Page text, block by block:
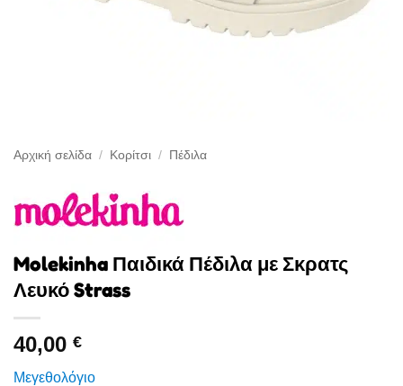
Αρχική σελίδα / Κορίτσι / Πέδιλα
Molekinha Παιδικά Πέδιλα με Σκρατς
Λευκό Strass
40,00 €
Μεγεθολόγιο